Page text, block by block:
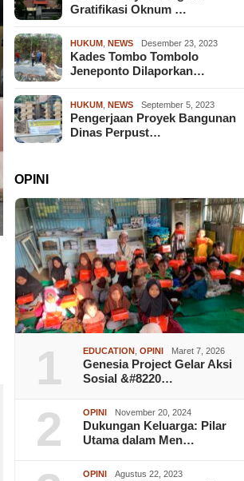
Gratifikasi Oknum …
HUKUM ,NEWS Desember 23, 2023
Kades Tombo Tombolo
Jeneponto Dilaporkan…
HUKUM ,NEWS September 5, 2023
Pengerjaan Proyek Bangunan
Dinas Perpust…
OPINI
1 EDUCATION ,OPINI Maret 7, 2026
Genesia Project Gelar Aksi
Sosial &#8220…
2 OPINI November 20, 2024
Dukungan Keluarga: Pilar
Utama dalam Men…
OPINI Agustus 22, 2023